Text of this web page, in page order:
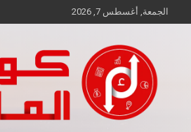
to
الجمعة, أغسطس 7, 2026